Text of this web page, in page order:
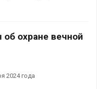
охране вечной
2024 года